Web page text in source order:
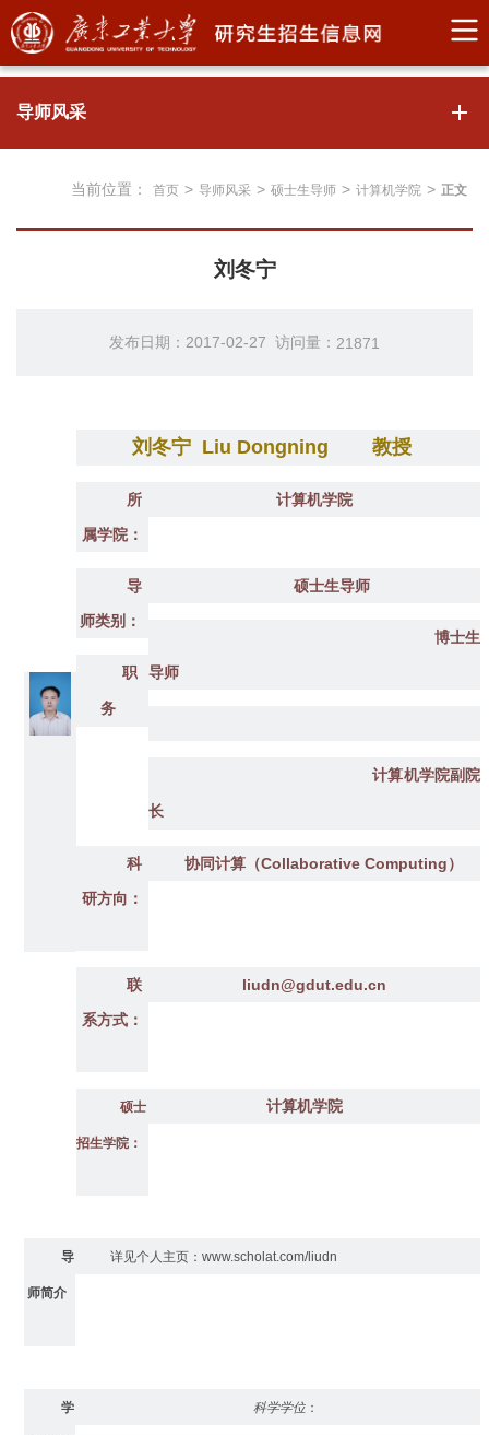
导师风采
当前位置： 首页 > 导师风采 > 硕士生导师 > 计算机学院 > 正文
刘冬宁
发布日期：2017-02-27 访问量： 21871
刘冬宁 Liu Dongning 教授
所
属学院：
计算机学院
导
师类别：
职
务
硕士生导师
博士生
导师
计算机学院副院
长
科
研方向：
协同计算（Collaborative Computing）
联
系方式：
liudn@gdut.edu.cn
硕士
招生学院：
计算机学院
导
师简介
详见个人主页 ： www.scholat.com/liudn
学 科学学位：